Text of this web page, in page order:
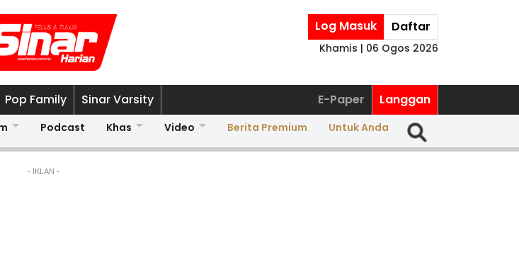
Log Masuk Daftar
Khamis | 06 Ogos 2026
Pop Family Sinar Varsity E-Paper Langgan
Podcast Khas Video Berita Premium Untuk Anda
- IKLAN -